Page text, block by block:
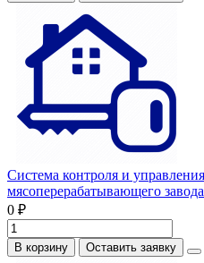
Система контроля и
мясоперерабатывающего
0 ₽
В корзину Оставить заявку